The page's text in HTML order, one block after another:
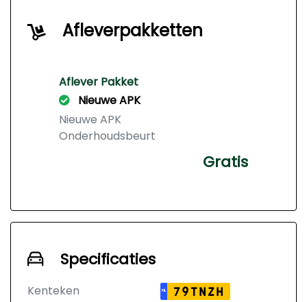
Afleverpakketten
Aflever Pakket
Nieuwe APK
Nieuwe APK
Onderhoudsbeurt
Gratis
Specificaties
Kenteken NL 79TNZH